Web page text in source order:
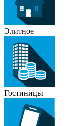
Элитное
Гостиницы